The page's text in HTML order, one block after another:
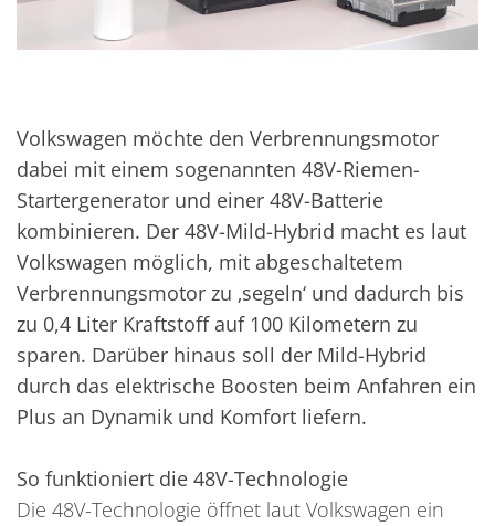
Volkswagen möchte den Verbrennungsmotor
dabei mit einem sogenannten 48V-Riemen-
Startergenerator und einer 48V-Batterie
kombinieren. Der 48V-Mild-Hybrid macht es laut
Volkswagen möglich, mit abgeschaltetem
Verbrennungsmotor zu ‚segeln‘ und dadurch bis
zu 0,4 Liter Kraftstoff auf 100 Kilometern zu
sparen. Darüber hinaus soll der Mild-Hybrid
durch das elektrische Boosten beim Anfahren ein
Plus an Dynamik und Komfort liefern.
So funktioniert die 48V-Technologie
Die 48V-Technologie öffnet laut Volkswagen ein